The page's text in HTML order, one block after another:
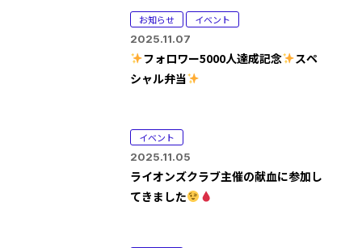
お知らせ
イベント
2025.11.07
フォロワー5000人達成記念
スペ
シャル弁当
イベント
2025.11.05
ライオンズクラブ主催の献血に参加し
てきました